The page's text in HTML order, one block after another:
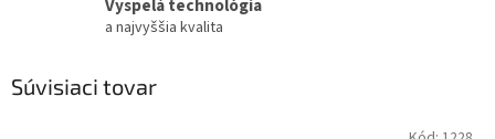
Vyspelá technológia
a najvyššia kvalita
Súvisiaci tovar